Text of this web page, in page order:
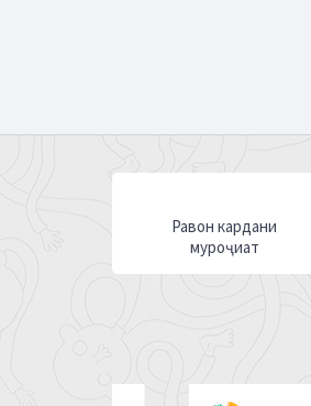
Равон кардани
муроҷиат